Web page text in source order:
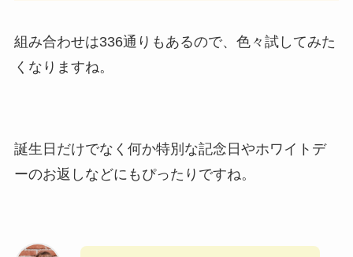
組み合わせは336通りもあるので、色々試してみた
くなりますね。
誕生日だけでなく何か特別な記念日やホワイトデ
ーのお返しなどにもぴったりですね。